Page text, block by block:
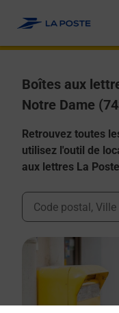
Boîtes aux
Notre Dame
Retrouvez toutes
utilisez l'outil de
aux lettres La
Ville, Département,